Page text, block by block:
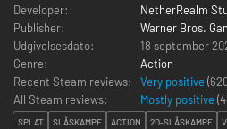
Developer:
NetherRealm
Publisher:
Warner Bros.
Udgivelsesdato:
18 september
Genre:
Action
Recent Steam reviews:
Very positive
All Steam reviews:
Mostly positive (
SPLAT SLÅSKAMPE ACTION 2D-SLÅSKAMPE